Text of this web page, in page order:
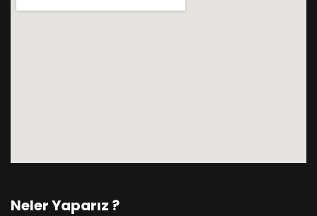
Neler Yaparız ?